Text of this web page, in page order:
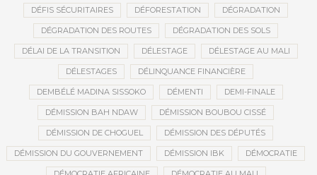
DÉFIS SÉCURITAIRES DÉFORESTATION DÉGRADATION
DÉGRADATION DES ROUTES DÉGRADATION DES SOLS
DÉLAI DE LA TRANSITION DÉLESTAGE DÉLESTAGE AU MALI
DÉLESTAGES DÉLINQUANCE FINANCIÈRE
DEMBÉLÉ MADINA SISSOKO DÉMENTI DEMI-FINALE
DÉMISSION BAH NDAW DÉMISSION BOUBOU CISSÉ
DÉMISSION DE CHOGUEL DÉMISSION DES DÉPUTÉS
DÉMISSION DU GOUVERNEMENT DÉMISSION IBK DÉMOCRATIE